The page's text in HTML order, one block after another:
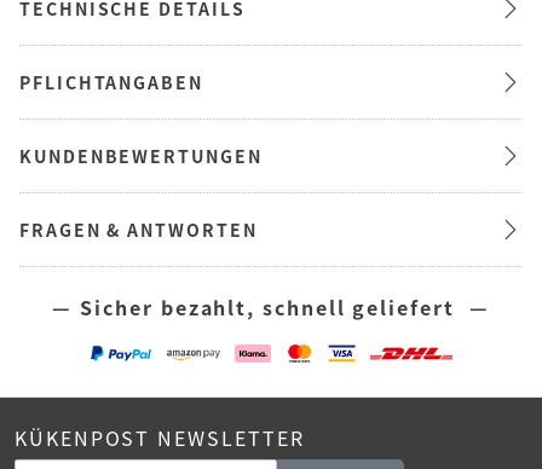
TECHNISCHE DETAILS
PFLICHTANGABEN
KUNDENBEWERTUNGEN
FRAGEN & ANTWORTEN
— Sicher bezahlt, schnell geliefert —
KÜKENPOST NEWSLETTER